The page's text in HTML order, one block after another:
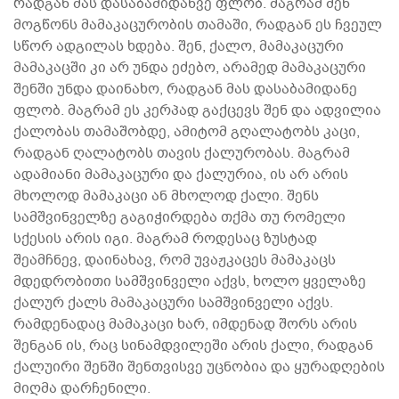
მოგწონს მამაკაცურობის თამაში, რადგან ეს ჩვეულ
სწორ ადგილას ხდება. შენ, ქალო, მამაკაცური
მამაკაცში კი არ უნდა ეძებო, არამედ მამაკაცური
შენში უნდა დაინახო, რადგან მას დასაბამიდანე
ფლობ. მაგრამ ეს კერპად გაქცევს შენ და ადვილია
ქალობას თამაშობდე, ამიტომ გღალატობს კაცი,
რადგან ღალატობს თავის ქალურობას. მაგრამ
ადამიანი მამაკაცური და ქალურია, ის არ არის
მხოლოდ მამაკაცი ან მხოლოდ ქალი. შენს
სამშვინველზე გაგიჭირდება თქმა თუ რომელი
სქესის არის იგი. მაგრამ როდესაც ზუსტად
შეამჩნევ, დაინახავ, რომ უვაჟკაცეს მამაკაცს
მდედრობითი სამშვინველი აქვს, ხოლო ყველაზე
ქალურ ქალს მამაკაცური სამშვინველი აქვს.
რამდენადაც მამაკაცი ხარ, იმდენად შორს არის
შენგან ის, რაც სინამდვილეში არის ქალი, რადგან
ქალუირი შენში შენთვისვე უცნობია და ყურადღების
მიღმა დარჩენილი.